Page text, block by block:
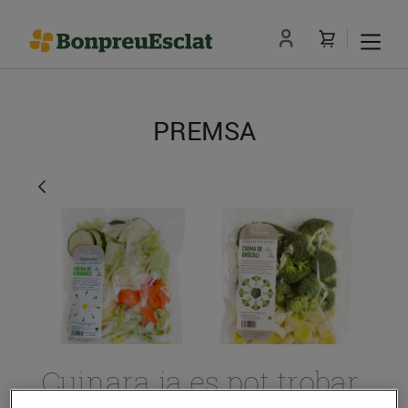
PREMSA
Cuinara ja es pot trobar